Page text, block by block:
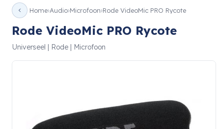
Home Audio Microfoon Rode VideoMic PRO Rycote
Rode VideoMic PRO Rycote
Universeel | Rode | Microfoon